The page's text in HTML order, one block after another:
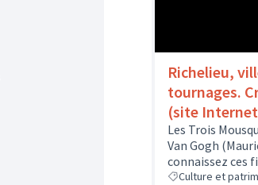
Richelieu,
tournages.
(site
Les Trois
Van Gogh
connaissez ces
Culture et